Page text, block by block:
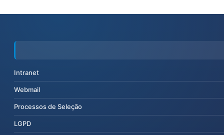
Intranet
Webmail
Processos de Seleção
LGPD